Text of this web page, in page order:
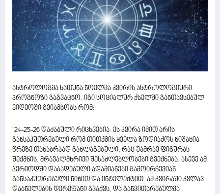
ასტროლოგმა ხათუნა ნოელმა კვირის ასტროლოგიური
პროგნოზი გაგვაცნო. იგი სოციალურ ქსელში განთავსებულ
ვიდეოში გვიამბობს რომ:
"24-25-26 დაძაბული რიცხვებია. ეს კვირა იმით არის
განსაკუთრებული რომ თითქმის ყველა ზოდიაქოს ნიშანია
წრეზე თანაბრაად განლაგებული, რაც უამრავ ფიგურას
შექმნის. მრავალმხრივი შესაძლებლობები გვექნება. ასევე ამ
პერიოდში დაბადებული ადამიანები გამოირჩევიან
განსაკუთრებული ნიჭით და ინტელექტით. ამ კვირაში კვლავ
დაბნელების დერეფანი გვაქვს, და განვითარებულმა